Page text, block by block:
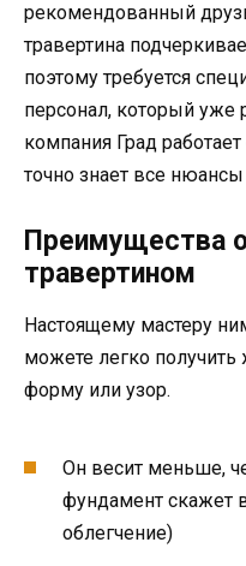
рекомендованный
травертина
поэтому требуется
персонал, который уже
компания Град
точно знает все нюансы
Преимущества
травертином
Настоящему мастеру
можете легко
форму или узор.
Он весит меньше,
фундамент скажет
облегчение)